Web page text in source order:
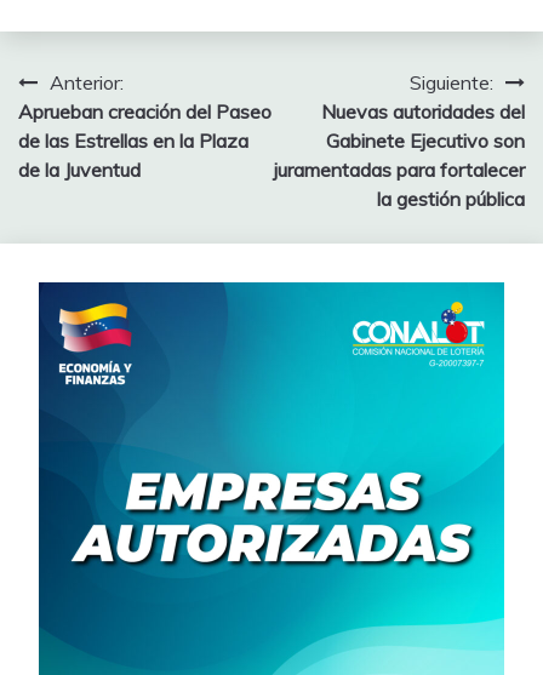
Anterior:
Aprueban creación del Paseo
de las Estrellas en la Plaza
de la Juventud
Siguiente:
Nuevas autoridades del
Gabinete Ejecutivo son
juramentadas para fortalecer
la gestión pública